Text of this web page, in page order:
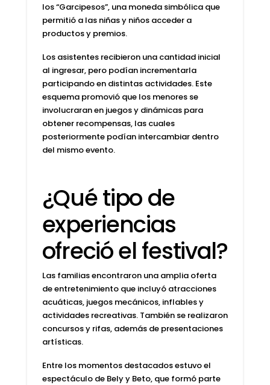
los“Garcipesos”, una moneda simbólica que
permitió a las niñas y niños acceder a
productos y premios.
Los asistentes recibieron una cantidad inicial
al ingresar, pero podían incrementarla
participando en distintas actividades. Este
esquema promovió que los menores se
involucraran en juegos y dinámicas para
obtener recompensas, las cuales
posteriormente podían intercambiar dentro
del mismo evento.
¿Qué tipo de
experiencias
ofreció el festival?
Las familias encontraron una amplia oferta
de entretenimiento que incluyó atracciones
acuáticas, juegos mecánicos, inflables y
actividades recreativas. También se realizaron
concursos y rifas, además de presentaciones
artísticas.
Entre los momentos destacados estuvo el
espectáculo de Bely y Beto, que formó parte